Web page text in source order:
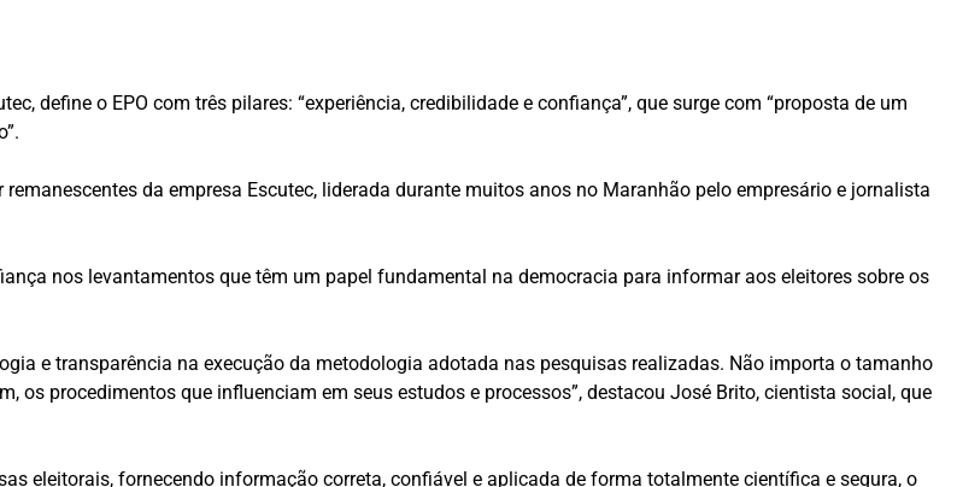
define o EPO com três pilares: “experiência, credibilidade e confiança”, que surge com “proposta de um
da empresa Escutec, liderada durante muitos anos no Maranhão pelo empresário e jornalista
nos levantamentos que têm um papel fundamental na democracia para informar aos eleitores sobre os
e transparência na execução da metodologia adotada nas pesquisas realizadas. Não importa o tamanho
os procedimentos que influenciam em seus estudos e processos”, destacou José Brito, cientista social, que
eleitorais, fornecendo informação correta, confiável e aplicada de forma totalmente científica e segura, o